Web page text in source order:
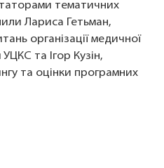
тематичних
Лариса Гетьман,
організації медичної
та Ігор Кузін,
та оцінки програмних